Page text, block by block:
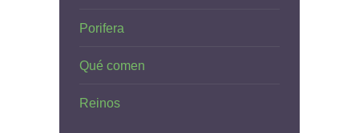
Porifera
Qué comen
Reinos